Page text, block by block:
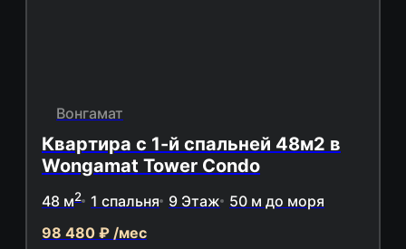
Вонгамат
Квартира с 1-й спальней 48м2 в
Wongamat Tower Condo
48 м2 1 спальня 9 Этаж 50 м до моря
98 480 ₽ /мес